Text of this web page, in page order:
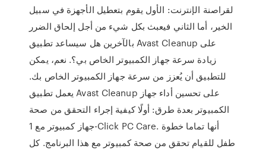
لقراصنة الإنترنت: الأول يقوم بتعطيل الأجهزة في سبيل
الخير، أما الثاني فيعبث بكل شيء من أجل إلحاق الضرر
بالآخرين هل سيساعد تطبيق Avast Cleanup على
زيادة سرعة جهاز الكمبيوتر الخاص بي؟. نعم، يمكن
للتطبيق أن يُعزز من سرعة جهاز الكمبيوتر الخاص بك.
يعمل تطبيق Avast Cleanup على تحسين أداء جهاز
الكمبيوتر بعدة طرق: أولًا كيفية إجراء التحقق من صحة
جهاز كمبيوتر مع 1-Click PC Care. أنها تماما خطوة
طفل للقيام تحقق من صحة كمبيوتر مع هذا البرنامج. كل